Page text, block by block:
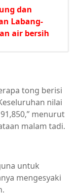
dan
Labang-
air bersih
tong berisi
nilai
menurut
malam tadi.
untuk
mengesyaki